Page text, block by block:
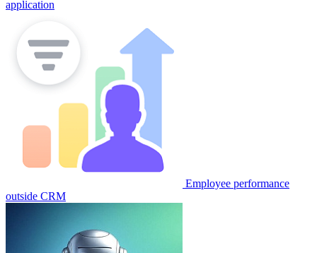
application
Employee performance
outside CRM